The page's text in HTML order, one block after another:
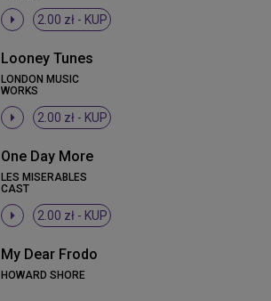
2.00 zł - KUP
Looney Tunes
LONDON MUSIC
WORKS
2.00 zł - KUP
One Day More
LES MISERABLES
CAST
2.00 zł - KUP
My Dear Frodo
HOWARD SHORE